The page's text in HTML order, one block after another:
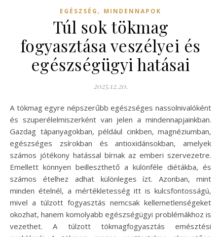
EGÉSZSÉG , MINDENNAPOK
Túl sok tökmag
fogyasztása veszélyei és
egészségügyi hatásai
2025.12.20.
A tökmag egyre népszerűbb egészséges nassolnivalóként
és szuperélelmiszerként van jelen a mindennapjainkban.
Gazdag tápanyagokban, például cinkben, magnéziumban,
egészséges zsírokban és antioxidánsokban, amelyek
számos jótékony hatással bírnak az emberi szervezetre.
Emellett könnyen beilleszthető a különféle diétákba, és
számos ételhez adhat különleges ízt. Azonban, mint
minden ételnél, a mértékletesség itt is kulcsfontosságú,
mivel a túlzott fogyasztás nemcsak kellemetlenségeket
okozhat, hanem komolyabb egészségügyi problémákhoz is
vezethet. A túlzott tökmagfogyasztás emésztési